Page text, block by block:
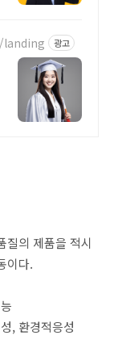
광고
질의 제품을 적시
이다.
, 환경적응성